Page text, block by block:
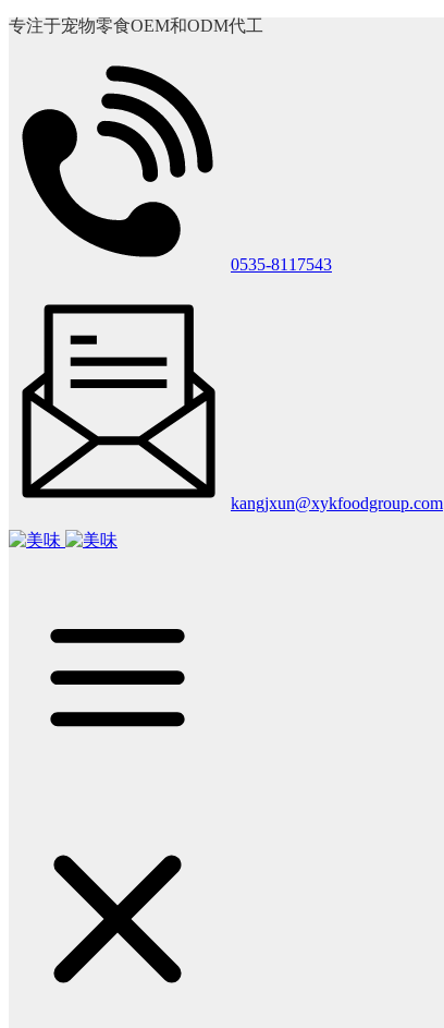
专注于宠物零食OEM和ODM代工
0535-8117543
kangjxun@xykfoodgroup.com